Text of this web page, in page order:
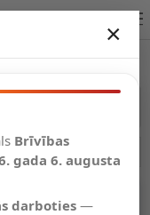
×
Brīvības
gada 6. augusta
darboties—